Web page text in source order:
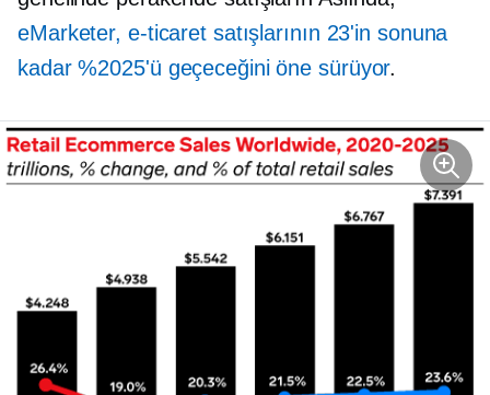
eMarketer, e-ticaret satışlarının 23'in sonuna
kadar %2025'ü geçeceğini öne sürüyor.